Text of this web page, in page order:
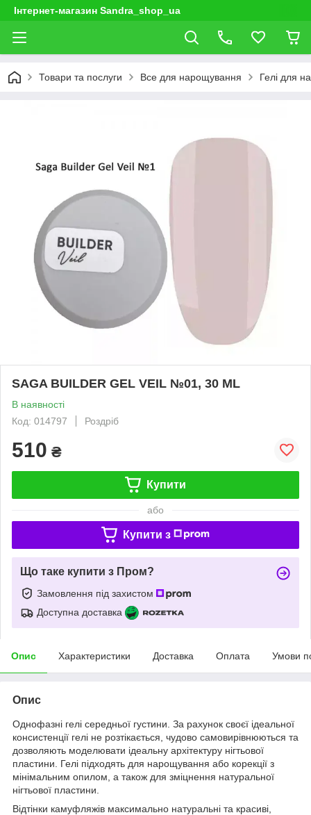
Інтернет-магазин Sandra_shop_ua
Товари та послуги Все для нарощування Гелі для
SAGA BUILDER GEL VEIL №01, 30 ML
В наявності
Код: 014797
Роздріб
510 ₴
Купити
або
Купити з
Що таке купити з Пром?
Замовлення під захистом
Доступна доставка
Опис Характеристики Доставка Оплата Умови
Опис
Однофазні гелі середньої густини. За рахунок своєї ідеальної
консистенції гелі не розтікається, чудово самовирівнюються та
дозволяють моделювати ідеальну архітектуру нігтьової
пластини. Гелі підходять для нарощування або корекції з
мінімальним опилом, а також для зміцнення натуральної
нігтьової пластини.
Відтінки камуфляжів максимально натуральні та красиві,